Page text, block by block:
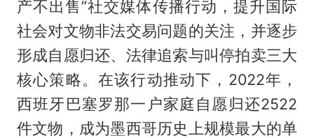
产不出售”社交媒体传播行动，提升国际
社会对文物非法交易问题的关注，并逐步
形成自愿归还、法律追索与叫停拍卖三大
核心策略。在该行动推动下，2022年，
西班牙巴塞罗那一户家庭自愿归还2522
件文物，成为墨西哥历史上规模最大的单